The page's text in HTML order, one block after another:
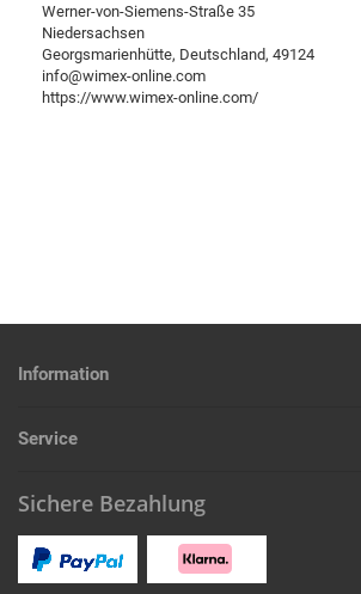
Werner-von-Siemens-Straße 35
Niedersachsen
Georgsmarienhütte, Deutschland, 49124
info@wimex-online.com
https://www.wimex-online.com/
Information
Service
Sichere Bezahlung